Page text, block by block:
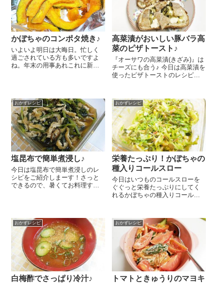
まずは...
かぼちゃのコンポタ焼き♪
いよいよ明日は大晦日。忙しく
過ごされている方も多いですよ
ね。年末の用事あれこれに新年
ん。ということで、今日は簡単
に作れてとってもお...
高菜漬がおいしい豚バラ高
菜のピザトースト♪
『オーサワの高菜漬(きざみ)』は
チーズにも合う♪ 今日は高菜漬を
使ったピザトーストのレシピを
切っておきます。お好みのパン
にピザ用チーズを薄くのせ、
『オーサワ...
おかずレシピ
塩昆布で簡単煮浸し♪
今日は塩昆布で簡単煮浸しのレ
シピをご紹介しまーす！さっと
できるので、暑くてお料理する
さに切ります。鍋に水
160cc、...
おかずレシピ
栄養たっぷり！かぼちゃの
種入りコールスロー
今日はいつものコールスローを
ぐぐっと栄養たっぷりにしてく
れるかぼちゃの種入りコールス
おいしいですよ～!(^^)! キャベ
ツ 4～5枚、にんじん 3㎝は千
切りにして塩 小さじ1を...
おかずレシピ
白梅酢でさっぱり冷汁♪
おかずレシピ
トマトときゅうりのマヨキ